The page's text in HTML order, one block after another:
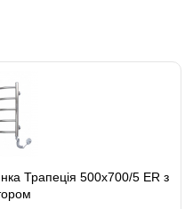
Трапеція 500х700/5 ER з